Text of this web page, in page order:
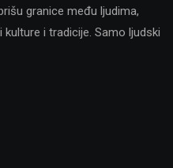
granice među ljudima,
i tradicije. Samo ljudski